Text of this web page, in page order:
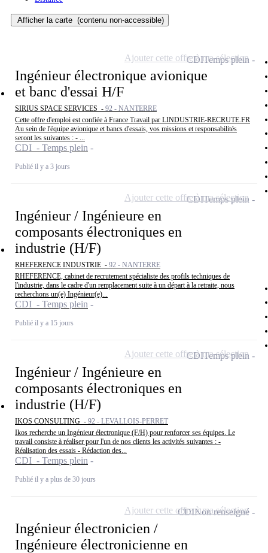
Afficher la carte (contenu non-accessible)
Ingénieur électronique avionique
et banc d'essai H/F
SIRIUS SPACE SERVICES - 92 - NANTERRE
Cette offre d'emploi est confiée à France Travail par LINDUSTRIE-RECRUTE.FR
Au sein de l'équipe avionique et bancs d'essais, vos missions et responsabilités
seront les suivantes : - ...
CDI - Temps plein
Publié il y a 3 jours
CDITemps plein
Ajouter cette offre à ma sélection
Ingénieur / Ingénieure en
composants électroniques en
industrie (H/F)
RHEFERENCE INDUSTRIE - 92 - NANTERRE
RHEFERENCE, cabinet de recrutement spécialiste des profils techniques de
l'industrie, dans le cadre d'un remplacement suite à un départ à la retraite, nous
recherchons un(e) Ingénieur(e)...
CDI - Temps plein
Publié il y a 15 jours
CDITemps plein
Ajouter cette offre à ma sélection
Ingénieur / Ingénieure en
composants électroniques en
industrie (H/F)
IKOS CONSULTING - 92 - LEVALLOIS-PERRET
Ikos recherche un Ingénieur électronique (F/H) pour renforcer ses équipes. Le
travail consiste à réaliser pour l'un de nos clients les activités suivantes : -
Réalisation des essais - Rédaction des...
CDI - Temps plein
Publié il y a plus de 30 jours
CDITemps plein
Ajouter cette offre à ma sélection
Ingénieur électronicien /
Ingénieure électronicienne en
CDINon renseigné
Ajouter cette offre à ma sélection